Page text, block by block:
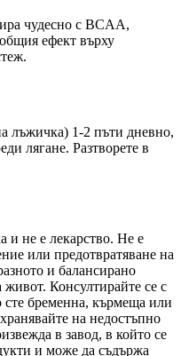
чудесно с BCAA,
ефект върху
лъжичка) 1-2 пъти дневно,
лягане. Разтворете в
и не е лекарство. Не е
или предотвратяване на
и балансирано
Консултирайте се с
сте бременна, кърмеща или
на недостъпно
в завод, в който се
и може да съдържа